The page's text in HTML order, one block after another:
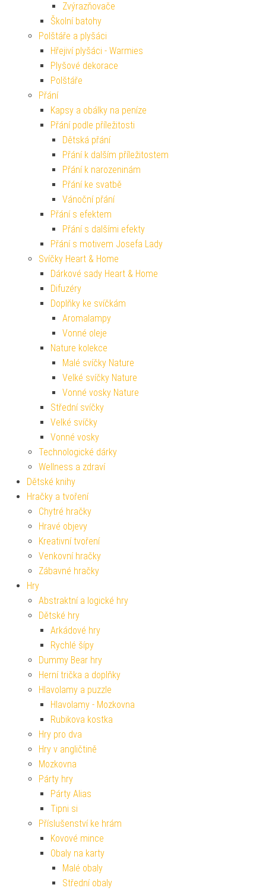
Zvýrazňovače
Školní batohy
Polštáře a plyšáci
Hřejiví plyšáci - Warmies
Plyšové dekorace
Polštáře
Přání
Kapsy a obálky na peníze
Přání podle příležitosti
Dětská přání
Přání k dalším příležitostem
Přání k narozeninám
Přání ke svatbě
Vánoční přání
Přání s efektem
Přání s dalšími efekty
Přání s motivem Josefa Lady
Svíčky Heart & Home
Dárkové sady Heart & Home
Difuzéry
Doplňky ke svíčkám
Aromalampy
Vonné oleje
Nature kolekce
Malé svíčky Nature
Velké svíčky Nature
Vonné vosky Nature
Střední svíčky
Velké svíčky
Vonné vosky
Technologické dárky
Wellness a zdraví
Dětské knihy
Hračky a tvoření
Chytré hračky
Hravé objevy
Kreativní tvoření
Venkovní hračky
Zábavné hračky
Hry
Abstraktní a logické hry
Dětské hry
Arkádové hry
Rychlé šípy
Dummy Bear hry
Herní trička a doplňky
Hlavolamy a puzzle
Hlavolamy - Mozkovna
Rubikova kostka
Hry pro dva
Hry v angličtině
Mozkovna
Párty hry
Párty Alias
Tipni si
Příslušenství ke hrám
Kovové mince
Obaly na karty
Malé obaly
Střední obaly